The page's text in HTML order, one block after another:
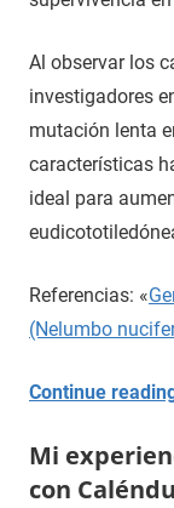
Al observar los
investigadores
mutación lenta
características
ideal para
Referencias: «
(Nelumbo
Continue
Mi
con